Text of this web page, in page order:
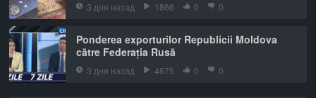
3 дня назад 1866 0 0
Ponderea exporturilor Republicii Moldova
către Federația Rusă
3 дня назад 4675 0 0